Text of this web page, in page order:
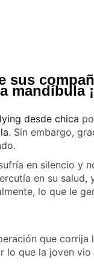
sus
mandíbula
desde chica
. Sin embargo,
en silencio y
en su salud,
lo que le
que corrija
que la joven